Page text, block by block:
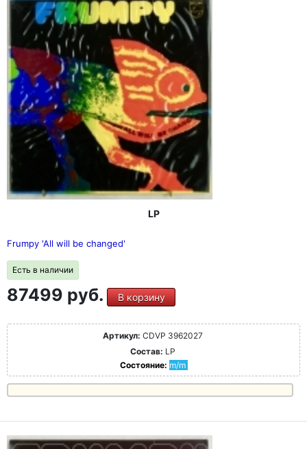
LP
Frumpy 'All will be changed'
Есть в наличии
87499 руб. В корзину
Артикул: CDVP 3962027
Состав: LP
Состояние: m/m